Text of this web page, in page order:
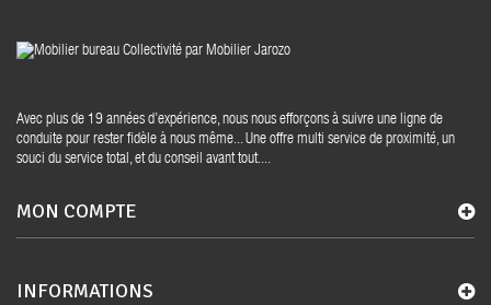
Avec plus de 19 années d’expérience, nous nous efforçons à suivre une ligne de
conduite pour rester fidèle à nous même... Une offre multi service de proximité, un
souci du service total, et du conseil avant tout....
MON COMPTE
INFORMATIONS